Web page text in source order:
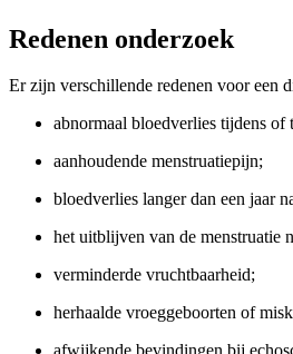
Redenen onderzoek
Er zijn verschillende redenen voor een
abnormaal bloedverlies tijdens of
aanhoudende menstruatiepijn;
bloedverlies langer dan een jaar
het uitblijven van de menstruatie
verminderde vruchtbaarheid;
herhaalde vroeggeboorten of